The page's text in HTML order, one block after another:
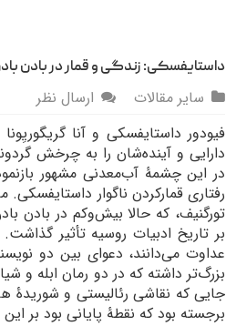
داستایفسکی: زندگی و قمار در بادن
سایر مقالات
ارسال نظر
دارایی و آینده‌شان را به چرخش
در این چشمۀ آب‌معدنی مشهور
رفتاری قمارکردن ناگوار داستایفسکی.
تورگنیف، که حالا بیش‌وکم در بادن
بر تاریخ ادبیات روسیه تأثیر
عداوت می‌دانند، دعوای بین دو
بزرگ‌تر داشته که در دو رمان ابله و
جایی که نقاشی رئالیستی و شوریدۀ
برجسته بود که نقطۀ پایانی بود بر